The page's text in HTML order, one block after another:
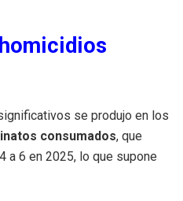
se produjo en los
consumados, que
a 6 en 2025, lo que supone